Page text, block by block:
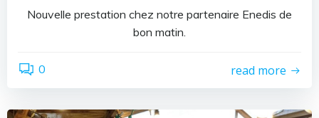
Nouvelle prestation chez notre partenaire Enedis de
bon matin.
0 read more